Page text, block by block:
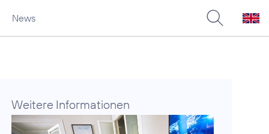
News
Weitere Informationen